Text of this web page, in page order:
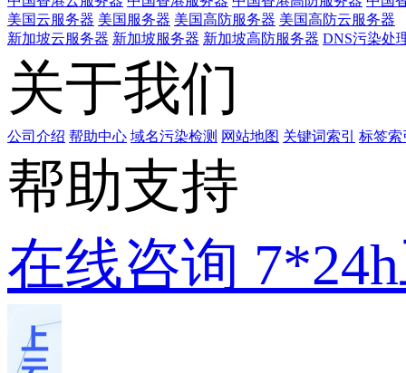
美国云服务器 美国服务器 美国高防服务器 美国高防云服务器
新加坡云服务器 新加坡服务器 新加坡高防服务器 DNS污染处
关于我们
公司介绍 帮助中心 域名污染检测 网站地图 关键词索引 标签索
帮助支持
在线咨询